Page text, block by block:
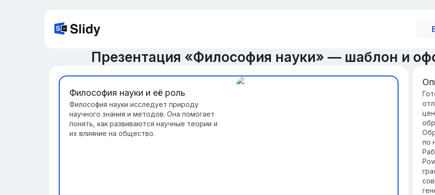
Презентация «Философия науки» — шаблон и
Философия науки и её роль
Философия науки исследует природу
научного знания и методов. Она помогает
понять, как развиваются научные теории и
их влияние на общество.
и
по